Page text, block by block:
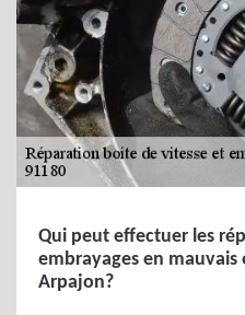
Qui peut effectuer les
embrayages en mauvais
Arpajon?